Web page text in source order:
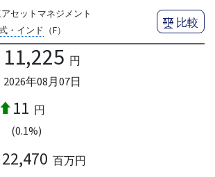
アセットマネジメント
・インド （F）
比較
11,225 円
2026年08月07日
11 円
(0.1%)
22,470 百万円